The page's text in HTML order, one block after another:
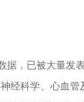
，已被大量发表
神经科学、心血